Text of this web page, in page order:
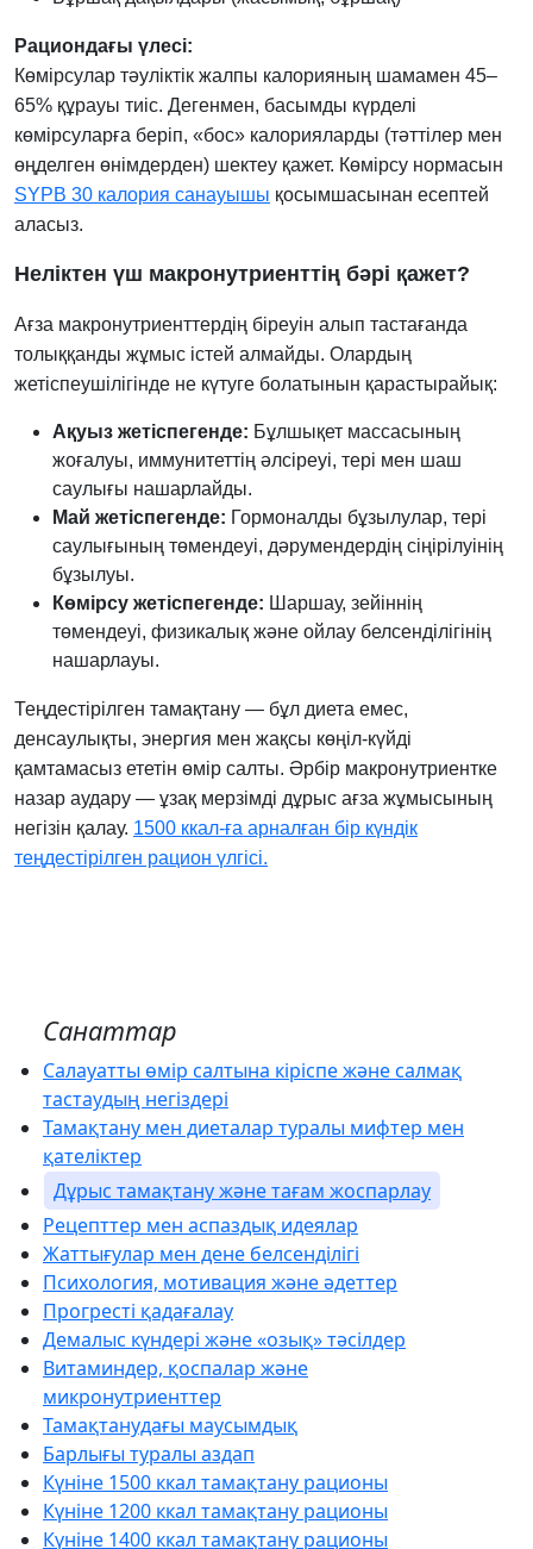
Рациондағы үлесі:
Көмірсулар тәуліктік жалпы калорияның шамамен 45–
65% құрауы тиіс. Дегенмен, басымды күрделі
көмірсуларға беріп, «бос» калорияларды (тәттілер мен
өңделген өнімдерден) шектеу қажет. Көмірсу нормасын
SYPB 30 калория санауышы қосымшасынан есептей
аласыз.
Неліктен үш макронутриенттің бәрі қажет?
Ағза макронутриенттердің біреуін алып тастағанда
толыққанды жұмыс істей алмайды. Олардың
жетіспеушілігінде не күтуге болатынын қарастырайық:
Ақуыз жетіспегенде: Бұлшықет массасының
жоғалуы, иммунитеттің әлсіреуі, тері мен шаш
саулығы нашарлайды.
Май жетіспегенде: Гормоналды бұзылулар, тері
саулығының төмендеуі, дәрумендердің сіңірілуінің
бұзылуы.
Көмірсу жетіспегенде: Шаршау, зейіннің
төмендеуі, физикалық және ойлау белсенділігінің
нашарлауы.
Теңдестірілген тамақтану — бұл диета емес,
денсаулықты, энергия мен жақсы көңіл-күйді
қамтамасыз ететін өмір салты. Әрбір макронутриентке
назар аудару — ұзақ мерзімді дұрыс ағза жұмысының
негізін қалау. 1500 ккал-ға арналған бір күндік
теңдестірілген рацион үлгісі.
Санаттар
Салауатты өмір салтына кіріспе және салмақ
тастаудың негіздері
Тамақтану мен диеталар туралы мифтер мен
қателіктер
Дұрыс тамақтану және тағам жоспарлау
Рецепттер мен аспаздық идеялар
Жаттығулар мен дене белсенділігі
Психология, мотивация және әдеттер
Прогресті қадағалау
Демалыс күндері және «озық» тәсілдер
Витаминдер, қоспалар және
микронутриенттер
Тамақтанудағы маусымдық
Барлығы туралы аздап
Күніне 1500 ккал тамақтану рационы
Күніне 1200 ккал тамақтану рационы
Күніне 1400 ккал тамақтану рационы